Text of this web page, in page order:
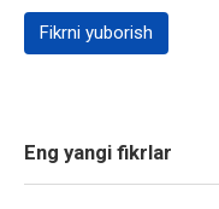
Eng yangi fikrlar